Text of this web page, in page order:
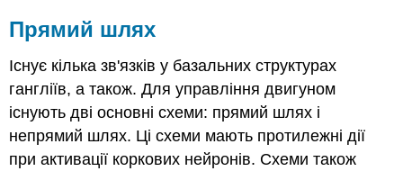
Прямий шлях
Існує кілька зв'язків у базальних структурах
гангліїв, а також. Для управління двигуном
існують дві основні схеми: прямий шлях і
непрямий шлях. Ці схеми мають протилежні дії
при активації коркових нейронів. Схеми також